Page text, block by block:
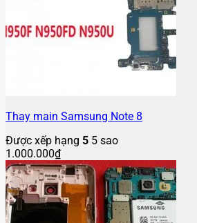
Thay main Samsung Note 8
Được xếp hạng 5 5 sao
1.000.000₫